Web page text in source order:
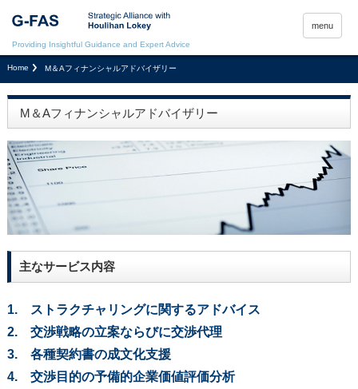
Providing Insightful Guidance and Expert Advice
menu
Home M＆Aフィナンシャルアドバイザリー
M＆Aフィナンシャルアドバイザリー
主なサービス内容
1. ストラクチャリングに関するアドバイス
2. 交渉戦略の立案ならびに交渉代理
3. 各種契約書の成文化支援
4. 交渉目的の予備的企業価値評価分析